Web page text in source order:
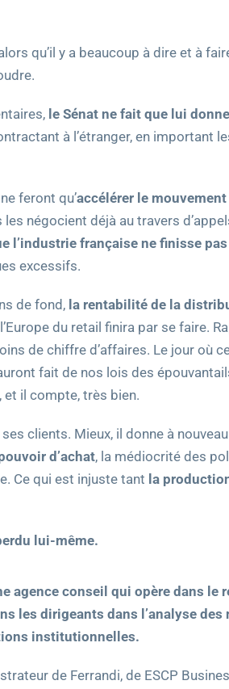
qu’il y a beaucoup à dire et à
le Sénat ne fait que lui
à l’étranger, en important
feront qu’accélérer le mouvement
négocient déjà au travers
l’industrie française ne finisse
excessifs.
de fond, la rentabilité de la
du retail finira par se faire.
de chiffre d’affaires. Le jour où
fait de nos lois des
et il compte, très bien.
clients. Mieux, il donne à
d’achat, la médiocrité des
Ce qui est injuste tant la
lui-même.
agence conseil qui opère dans le
les dirigeants dans l’analyse des
institutionnelles.
de Ferrandi, de ESCP